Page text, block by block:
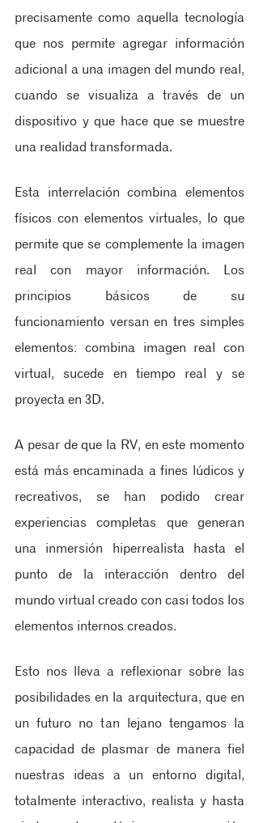
precisamente como aquella tecnología
que nos permite agregar información
adicional a una imagen del mundo real,
cuando se visualiza a través de un
dispositivo y que hace que se muestre
una realidad transformada.
Esta interrelación combina elementos
físicos con elementos virtuales, lo que
permite que se complemente la imagen
real con mayor información. Los
principios básicos de su
funcionamiento versan en tres simples
elementos: combina imagen real con
virtual, sucede en tiempo real y se
proyecta en 3D.
A pesar de que la RV, en este momento
está más encaminada a fines lúdicos y
recreativos, se han podido crear
experiencias completas que generan
una inmersión hiperrealista hasta el
punto de la interacción dentro del
mundo virtual creado con casi todos los
elementos internos creados.
Esto nos lleva a reflexionar sobre las
posibilidades en la arquitectura, que en
un futuro no tan lejano tengamos la
capacidad de plasmar de manera fiel
nuestras ideas a un entorno digital,
totalmente interactivo, realista y hasta